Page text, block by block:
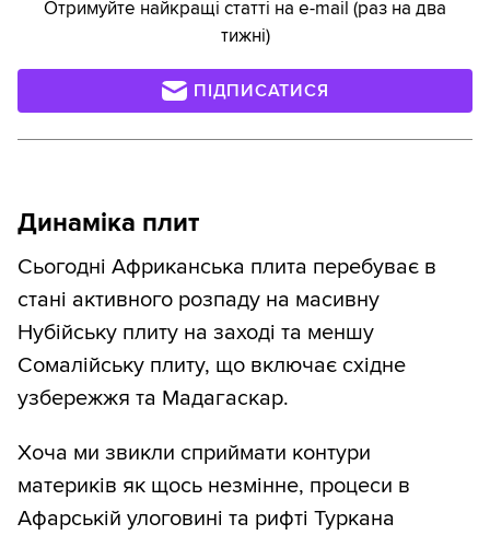
Отримуйте найкращі статті на e-mail (раз на два
тижні)
ПІДПИСАТИСЯ
Динаміка плит
Сьогодні Африканська плита перебуває в
стані активного розпаду на масивну
Нубійську плиту на заході та меншу
Сомалійську плиту, що включає східне
узбережжя та Мадагаскар.
Хоча ми звикли сприймати контури
материків як щось незмінне, процеси в
Афарській улоговині та рифті Туркана